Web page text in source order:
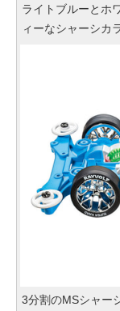
ライトブルーとホ
ィーなシャーシカ
3分割のMSシャー